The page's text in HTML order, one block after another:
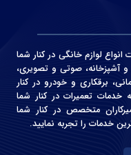
در تعمیرات انواع لوازم خانگی در کنار شما
و آشپزخانه، صوتی و‌ تصویری،
برقکاری و خودرو در کنار
تعمیرات در کنار شما
متخصص در کنار شما
خدمات را تجربه نمایید.